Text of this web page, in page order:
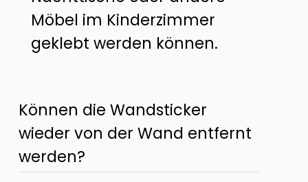
Möbel im Kinderzimmer
geklebt werden können.
Können die Wandsticker
wieder von der Wand entfernt
werden?